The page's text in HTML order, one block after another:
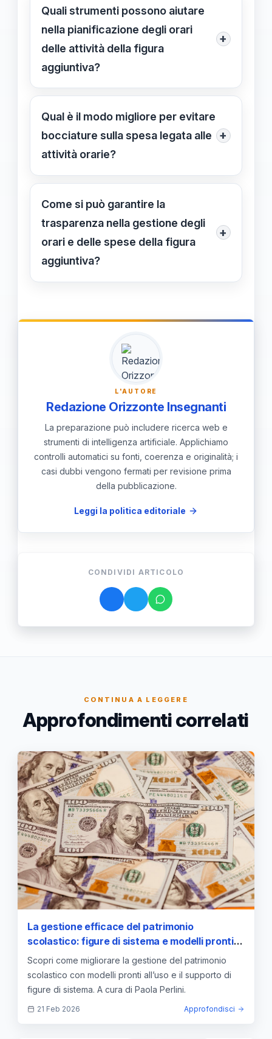
risultati delle attività in sistemi di
gestione, aggiornando
costantemente i registri e allegando
prove documentali che attestino le
Quali strumenti possono aiutare
nella pianificazione degli orari
delle attività della figura
aggiuntiva?
+
Strumenti come calendari condivisi,
piattaforme di project management e
applicazioni di gestione del tempo
facilitano la pianificazione e il
Qual è il modo migliore per evitare
bocciature sulla spesa legata alle
attività orarie?
+
Assicurarsi di rispettare le fasce
orarie stabilite, documentare ogni
intervento con precisione e
mantenere una comunicazione
anzitempo con i responsabili del
Come si può garantire la
trasparenza nella gestione degli
orari e delle spese della figura
aggiuntiva?
+
Mantenendo registrazioni accurate e
attività e comunicando
tempestivamente eventuali variazioni,
si assicura la conformità e si evita il
rischio di non riconoscimento delle
spese.
L'AUTORE
Redazione Orizzonte Insegnanti
La preparazione può includere ricerca web e
strumenti di intelligenza artificiale. Applichiamo
controlli automatici su fonti, coerenza e originalità; i
casi dubbi vengono fermati per revisione prima
della pubblicazione.
Leggi la politica editoriale
CONDIVIDI ARTICOLO
CONTINUA A LEGGERE
Approfondimenti correlati
La gestione efficace del patrimonio
scolastico: figure di sistema e modelli pronti
all’uso
Scopri come migliorare la gestione del patrimonio
scolastico con modelli pronti all’uso e il supporto di
figure di sistema. A cura di Paola Perlini.
21 Feb 2026 Approfondisci